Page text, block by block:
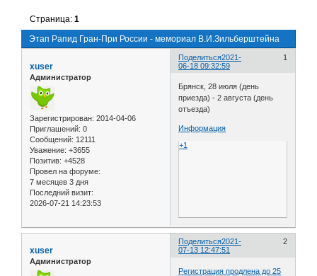
Этап Рапид Гран-При России - мемориал В.И.Зильберштейна
Страница:1
Поделиться 1
2021-
06-18 09:32:59
xuser
Администратор
Зарегистрирован: 2014-04-06
Приглашений: 0
Сообщений: 12111
Уважение: +3655
Позитив: +4528
Провел на форуме:
7 месяцев 3 дня
Последний визит:
2026-07-21 14:23:53
Брянск, 28 июля (день
приезда) - 2 августа (день
отъезда)
Информация
+1
Поделиться 2
2021-
07-13 12:47:51
xuser
Администратор
Регистрация продлена до 25